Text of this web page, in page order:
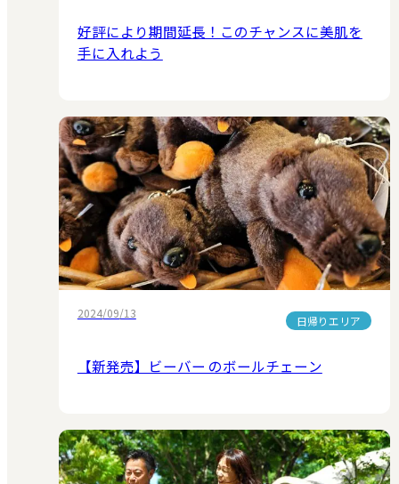
好評により期間延長！このチャンスに美肌を
手に入れよう
2024/09/13
日帰りエリア
【新発売】ビーバー のボールチェーン